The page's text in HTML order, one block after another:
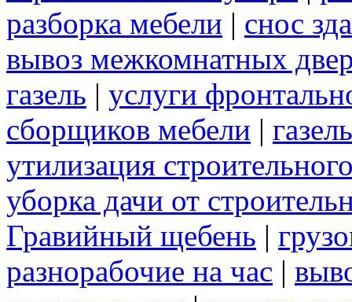
разборка мебели | снос
вывоз межкомнатных
газель | услуги
сборщиков мебели |
утилизация
уборка дачи от
Гравийный щебень |
разнорабочие на час |